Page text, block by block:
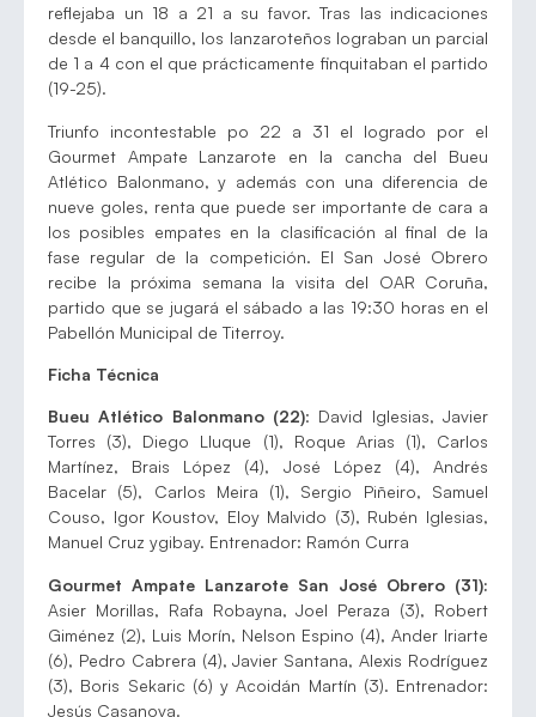
reflejaba un 18 a 21 a su favor. Tras las indicaciones
desde el banquillo, los lanzaroteños lograban un parcial
de 1 a 4 con el que prácticamente finquitaban el partido
(19-25).
Triunfo incontestable po 22 a 31 el logrado por el
Gourmet Ampate Lanzarote en la cancha del Bueu
Atlético Balonmano, y además con una diferencia de
nueve goles, renta que puede ser importante de cara a
los posibles empates en la clasificación al final de la
fase regular de la competición. El San José Obrero
recibe la próxima semana la visita del OAR Coruña,
partido que se jugará el sábado a las 19:30 horas en el
Pabellón Municipal de Titerroy.
Ficha Técnica
Bueu Atlético Balonmano (22): David Iglesias, Javier
Torres (3), Diego Lluque (1), Roque Arias (1), Carlos
Martínez, Brais López (4), José López (4), Andrés
Bacelar (5), Carlos Meira (1), Sergio Piñeiro, Samuel
Couso, Igor Koustov, Eloy Malvido (3), Rubén Iglesias,
Manuel Cruz ygibay. Entrenador: Ramón Curra
Gourmet Ampate Lanzarote San José Obrero (31):
Asier Morillas, Rafa Robayna, Joel Peraza (3), Robert
Giménez (2), Luis Morín, Nelson Espino (4), Ander Iriarte
(6), Pedro Cabrera (4), Javier Santana, Alexis Rodríguez
(3), Boris Sekaric (6) y Acoidán Martín (3). Entrenador:
Jesús Casanova.